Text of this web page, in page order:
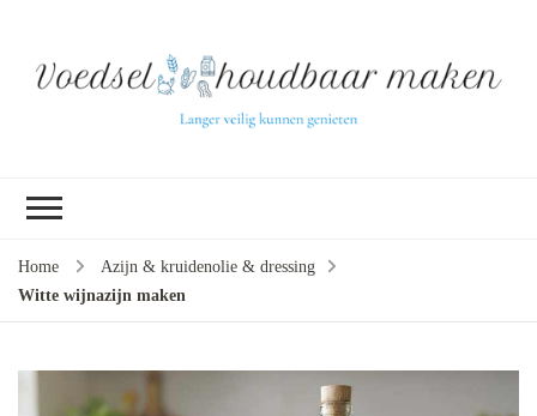
Home
Azijn & kruidenolie & dressing
Witte wijnazijn maken